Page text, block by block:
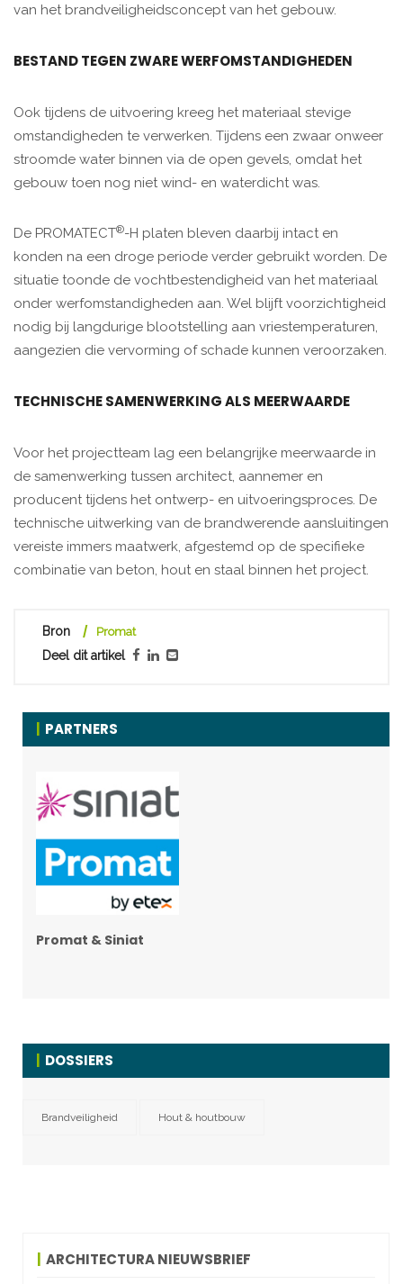
van het brandveiligheidsconcept van het gebouw.
BESTAND TEGEN ZWARE WERFOMSTANDIGHEDEN
Ook tijdens de uitvoering kreeg het materiaal stevige
omstandigheden te verwerken. Tijdens een zwaar onweer
stroomde water binnen via de open gevels, omdat het
gebouw toen nog niet wind- en waterdicht was.
De PROMATECT®-H platen bleven daarbij intact en
konden na een droge periode verder gebruikt worden. De
situatie toonde de vochtbestendigheid van het materiaal
onder werfomstandigheden aan. Wel blijft voorzichtigheid
nodig bij langdurige blootstelling aan vriestemperaturen,
aangezien die vervorming of schade kunnen veroorzaken.
TECHNISCHE SAMENWERKING ALS MEERWAARDE
Voor het projectteam lag een belangrijke meerwaarde in
de samenwerking tussen architect, aannemer en
producent tijdens het ontwerp- en uitvoeringsproces. De
technische uitwerking van de brandwerende aansluitingen
vereiste immers maatwerk, afgestemd op de specifieke
combinatie van beton, hout en staal binnen het project.
Bron Promat
Deel dit artikel
PARTNERS
Promat & Siniat
DOSSIERS
Brandveiligheid Hout & houtbouw
ARCHITECTURA NIEUWSBRIEF